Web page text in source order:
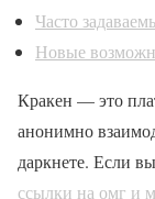
Часто
Новые
Кракен — это
анонимно
даркнете. Если
ссылки на омг и